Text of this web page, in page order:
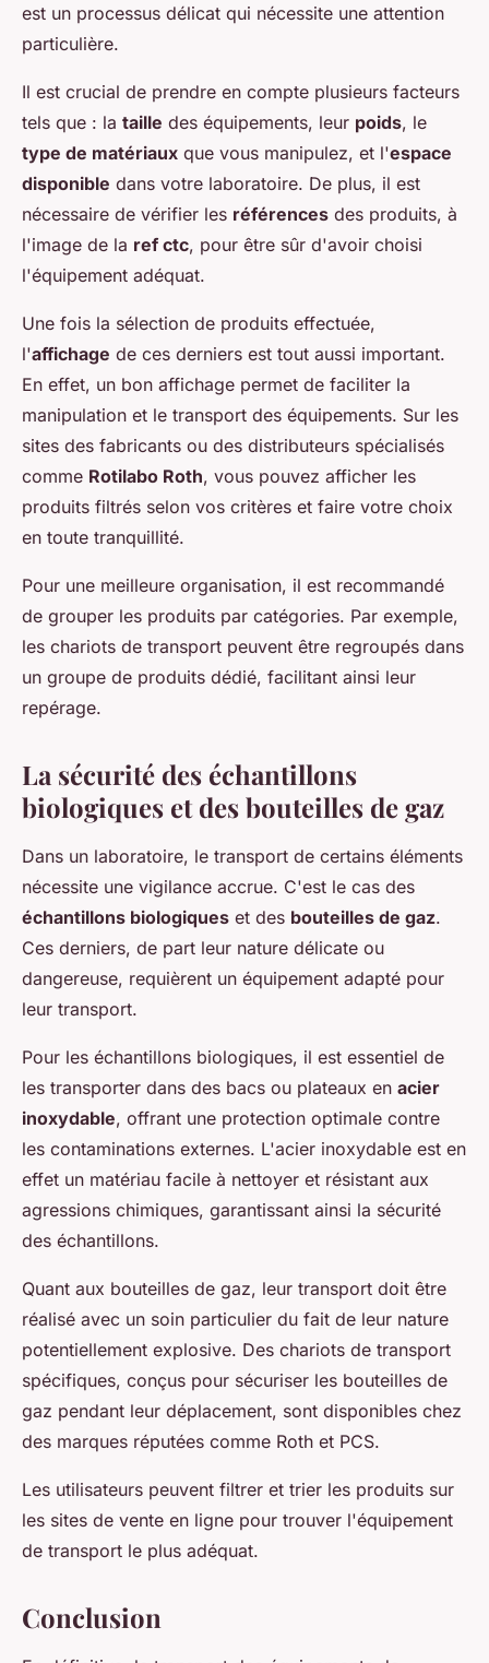
est un processus délicat qui nécessite une attention
particulière.
Il est crucial de prendre en compte plusieurs facteurs
tels que : la taille des équipements, leur poids, le
type de matériaux que vous manipulez, et l'espace
disponible dans votre laboratoire. De plus, il est
nécessaire de vérifier les références des produits, à
l'image de la ref ctc, pour être sûr d'avoir choisi
l'équipement adéquat.
Une fois la sélection de produits effectuée,
l'affichage de ces derniers est tout aussi important.
En effet, un bon affichage permet de faciliter la
manipulation et le transport des équipements. Sur les
sites des fabricants ou des distributeurs spécialisés
comme Rotilabo Roth, vous pouvez afficher les
produits filtrés selon vos critères et faire votre choix
en toute tranquillité.
Pour une meilleure organisation, il est recommandé
de grouper les produits par catégories. Par exemple,
les chariots de transport peuvent être regroupés dans
un groupe de produits dédié, facilitant ainsi leur
repérage.
La sécurité des échantillons
biologiques et des bouteilles de gaz
Dans un laboratoire, le transport de certains éléments
nécessite une vigilance accrue. C'est le cas des
échantillons biologiques et des bouteilles de gaz.
Ces derniers, de part leur nature délicate ou
dangereuse, requièrent un équipement adapté pour
leur transport.
Pour les échantillons biologiques, il est essentiel de
les transporter dans des bacs ou plateaux en acier
inoxydable, offrant une protection optimale contre
les contaminations externes. L'acier inoxydable est en
effet un matériau facile à nettoyer et résistant aux
agressions chimiques, garantissant ainsi la sécurité
des échantillons.
Quant aux bouteilles de gaz, leur transport doit être
réalisé avec un soin particulier du fait de leur nature
potentiellement explosive. Des chariots de transport
spécifiques, conçus pour sécuriser les bouteilles de
gaz pendant leur déplacement, sont disponibles chez
des marques réputées comme Roth et PCS.
Les utilisateurs peuvent filtrer et trier les produits sur
les sites de vente en ligne pour trouver l'équipement
de transport le plus adéquat.
Conclusion